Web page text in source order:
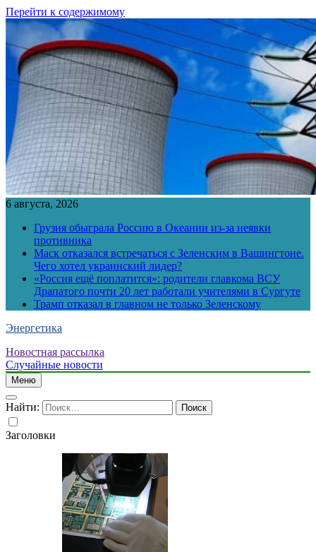
Перейти к содержимому
6 августа, 2026
Грузия обыграла Россию в Океании из-за неявки
противника
Маск отказался встречаться с Зеленским в Вашингтоне.
Чего хотел украинский лидер?
«Россия ещё поплатится»: родители главкома ВСУ
Драпатого почти 20 лет работали учителями в Сургуте
Трамп отказал в главном не только Зеленскому
Энергетика
Новостная рассылка
Случайные новости
Меню
Найти:
Заголовки